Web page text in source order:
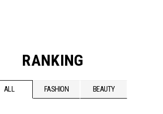
RANKING
ALL FASHION BEAUTY